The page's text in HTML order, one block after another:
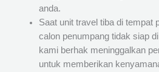
anda.
Saat unit travel tiba di tempat
calon penumpang tidak siap
kami berhak meninggalkan
untuk memberikan